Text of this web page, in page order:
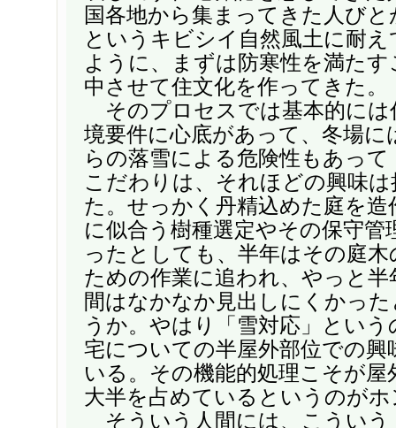
国各地から集まってきた人び
というキビシイ自然風土に耐
ように、まずは防寒性を満た
中させて住文化を作ってきた。
そのプロセスでは基本的には
境要件に心底があって、冬場に
らの落雪による危険性もあっ
こだわりは、それほどの興味
た。せっかく丹精込めた庭を造
に似合う樹種選定やその保守管
ったとしても、半年はその庭
ための作業に追われ、やっと
間はなかなか見出しにくかっ
うか。やはり「雪対応」とい
宅についての半屋外部位での興
いる。その機能的処理こそが屋
大半を占めているというのがホ
そういう人間には、こういう